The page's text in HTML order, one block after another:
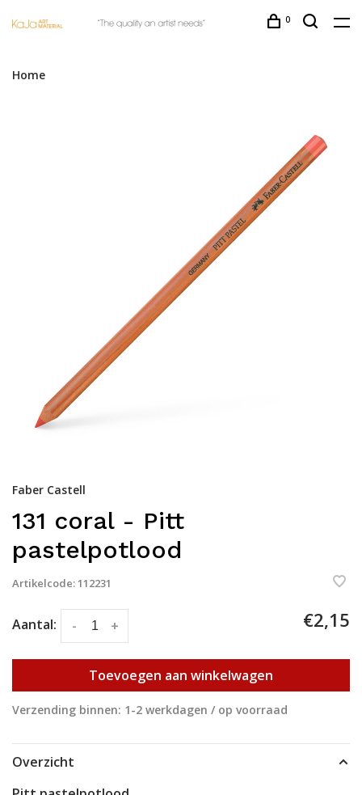
0
Home
Faber Castell
131 coral - Pitt
pastelpotlood
Artikelcode:112231
Aantal: +
- €2,15
Toevoegen aan winkelwagen
Verzending binnen: 1-2 werkdagen / op voorraad
Overzicht